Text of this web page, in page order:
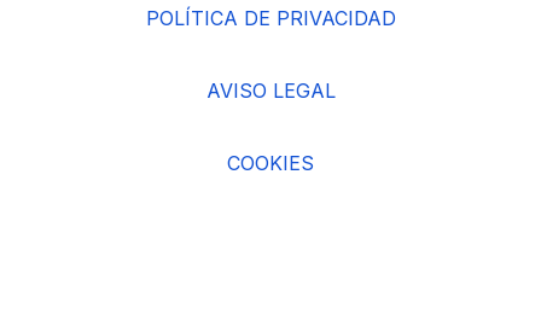
POLÍTICA DE PRIVACIDAD
AVISO LEGAL
COOKIES